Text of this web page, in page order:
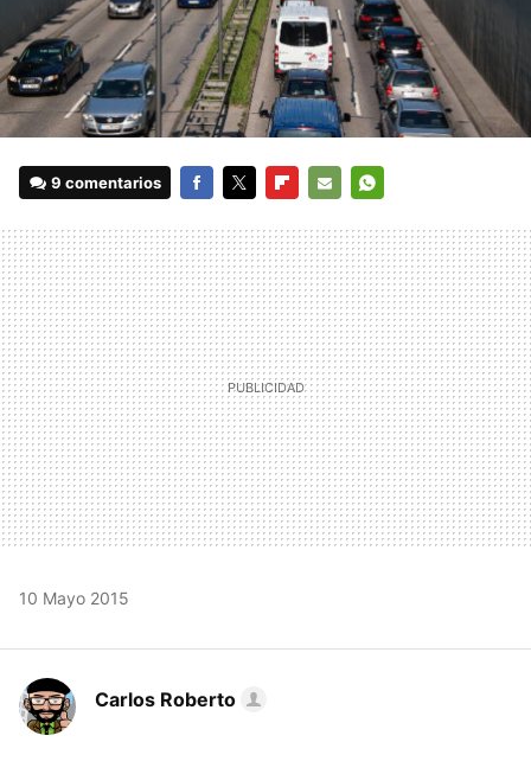
9 comentarios
MAIL
10 Mayo 2015
Carlos Roberto